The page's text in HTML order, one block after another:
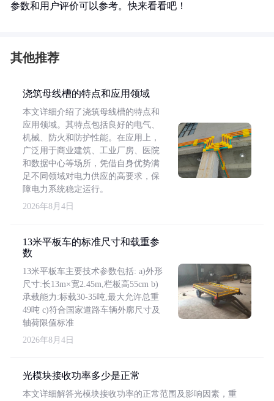
参数和用户评价可以参考。快来看看吧！
其他推荐
浇筑母线槽的特点和应用领域
本文详细介绍了浇筑母线槽的特点和
应用领域。其特点包括良好的电气、
机械、防火和防护性能。在应用上，
广泛用于商业建筑、工业厂房、医院
和数据中心等场所，凭借自身优势满
足不同领域对电力供应的高要求，保
障电力系统稳定运行。
2026年8月4日
13米平板车的标准尺寸和载重参
数
13米平板车主要技术参数包括: a)外形
尺寸:长13m×宽2.45m,栏板高55cm b)
承载能力:标载30-35吨,最大允许总重
49吨 c)符合国家道路车辆外廓尺寸及
轴荷限值标准
2026年8月4日
光模块接收功率多少是正常
本文详细解答光模块接收功率的正常范围及影响因素，重